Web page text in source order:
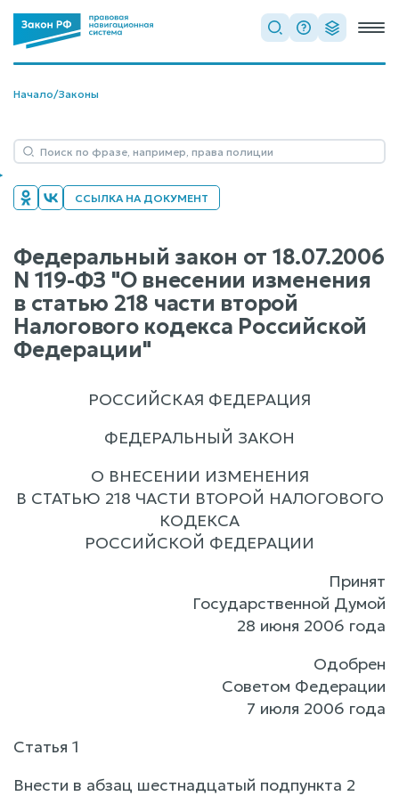
Начало/Законы
ССЫЛКА НА ДОКУМЕНТ
Федеральный закон от 18.07.2006
N 119-ФЗ "О внесении изменения
в статью 218 части второй
Налогового кодекса Российской
Федерации"
РОССИЙСКАЯ ФЕДЕРАЦИЯ
ФЕДЕРАЛЬНЫЙ ЗАКОН
О ВНЕСЕНИИ ИЗМЕНЕНИЯ
В СТАТЬЮ 218 ЧАСТИ ВТОРОЙ НАЛОГОВОГО
КОДЕКСА
РОССИЙСКОЙ ФЕДЕРАЦИИ
Принят
Государственной Думой
28 июня 2006 года
Одобрен
Советом Федерации
7 июля 2006 года
Статья 1
Внести в абзац шестнадцатый подпункта 2